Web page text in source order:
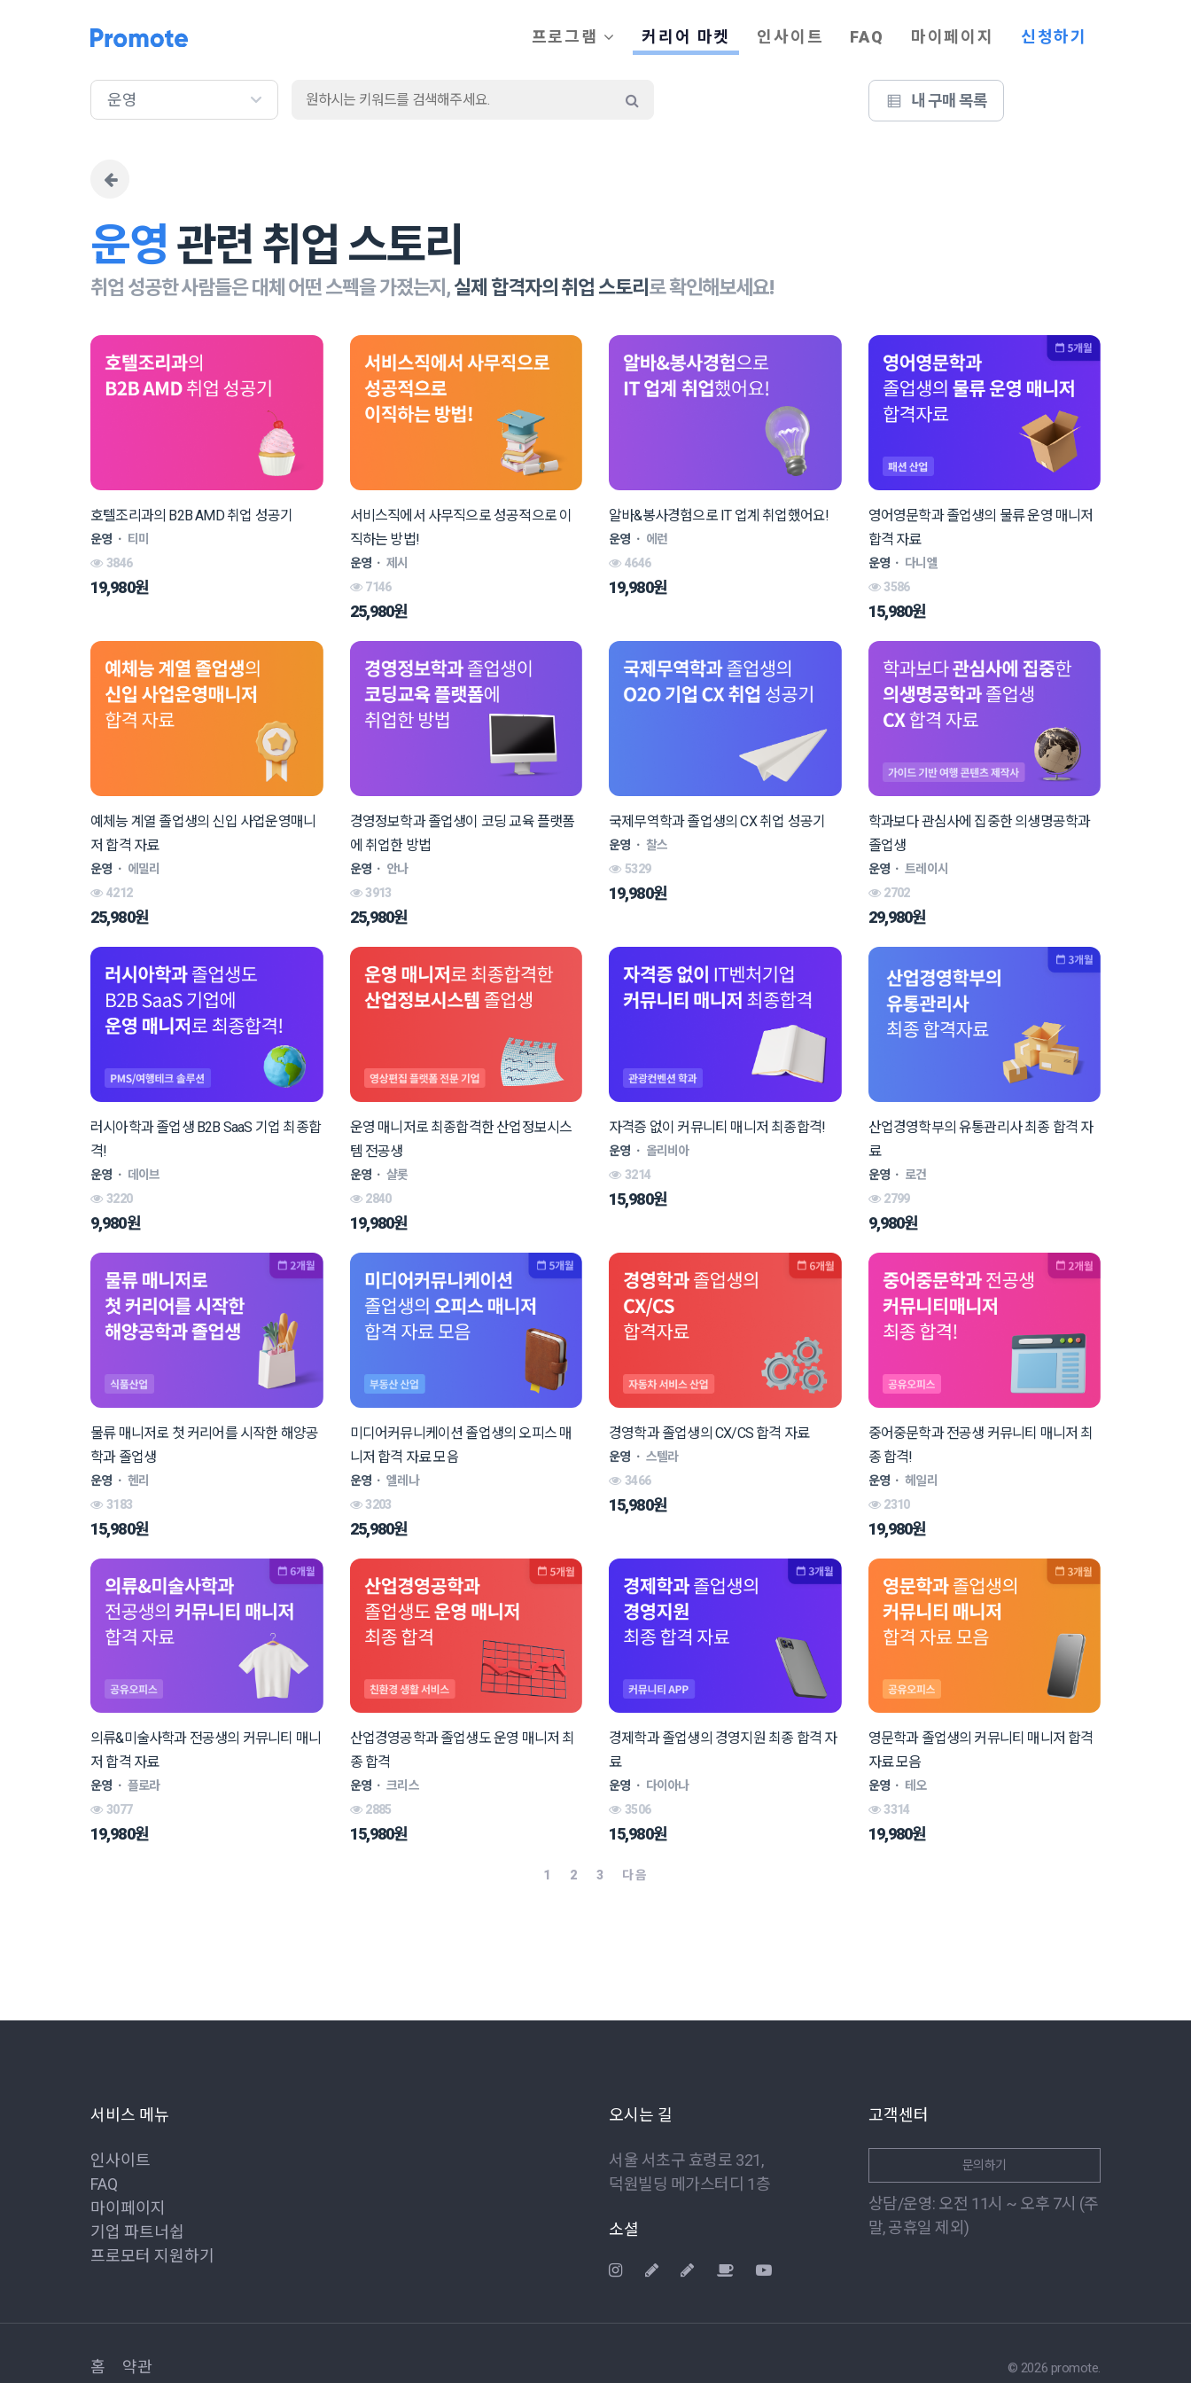
프로그램 커리어 마켓 인사이트 FAQ 마이페이지 신청하기
운영 내 구매 목록
운영 관련 취업 스토리
취업 성공한 사람들은 대체 어떤 스펙을 가졌는지, 실제 합격자의 취업 스토리 로 확인해보세요!
호텔조리과의 B2B AMD 취업 성공기
운영 ㆍ 티미
3846
19,980원
서비스직에서 사무직으로 성공적으로 이
직하는 방법!
운영 ㆍ 제시
7146
25,980원
알바&봉사경험으로 IT 업계 취업했어요!
운영 ㆍ 에런
4646
19,980원
영어영문학과 졸업생의 물류 운영 매니저
합격 자료
운영 ㆍ 다니엘
3586
15,980원
예체능 계열 졸업생의 신입 사업운영매니
저 합격 자료
운영 ㆍ 에밀리
4212
25,980원
경영정보학과 졸업생이 코딩 교육 플랫폼
에 취업한 방법
운영 ㆍ 안나
3913
25,980원
국제무역학과 졸업생의 CX 취업 성공기
운영 ㆍ 찰스
5329
19,980원
학과보다 관심사에 집중한 의생명공학과
졸업생
운영 ㆍ 트레이시
2702
29,980원
러시아학과 졸업생 B2B SaaS 기업 최종합
격!
운영 ㆍ 데이브
3220
9,980원
운영 매니저로 최종합격한 산업정보시스
템 전공생
운영 ㆍ 샬롯
2840
19,980원
자격증 없이 커뮤니티 매니저 최종합격!
운영 ㆍ 올리비아
3214
15,980원
산업경영학부의 유통관리사 최종 합격 자
료
운영 ㆍ 로건
2799
9,980원
물류 매니저로 첫 커리어를 시작한 해양공
학과 졸업생
운영 ㆍ 헨리
3183
15,980원
미디어커뮤니케이션 졸업생의 오피스 매
니저 합격 자료 모음
운영 ㆍ 엘레나
3203
25,980원
경영학과 졸업생의 CX/CS 합격 자료
운영 ㆍ 스텔라
3466
15,980원
중어중문학과 전공생 커뮤니티 매니저 최
종 합격!
운영 ㆍ 헤일리
2310
19,980원
의류&미술사학과 전공생의 커뮤니티 매니
저 합격 자료
운영 ㆍ 플로라
3077
19,980원
산업경영공학과 졸업생도 운영 매니저 최
종 합격
운영 ㆍ 크리스
2885
15,980원
경제학과 졸업생의 경영지원 최종 합격 자
료
운영 ㆍ 다이아나
3506
15,980원
영문학과 졸업생의 커뮤니티 매니저 합격
자료 모음
운영 ㆍ 테오
3314
19,980원
1 2 3 다음
서비스 메뉴
인사이트
FAQ
마이페이지
기업 파트너쉽
프로모터 지원하기
오시는 길
서울 서초구 효령로 321,
덕원빌딩 메가스터디 1층
소셜
고객센터
문의하기
상담/운영: 오전 11시 ~ 오후 7시 (주
말, 공휴일 제외)
홈 약관 © 2026 promote.